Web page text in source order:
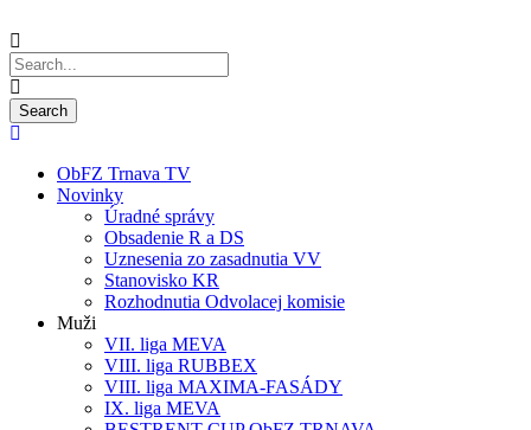
ObFZ Trnava TV
Novinky
Úradné správy
Obsadenie R a DS
Uznesenia zo zasadnutia VV
Stanovisko KR
Rozhodnutia Odvolacej komisie
Muži
VII. liga MEVA
VIII. liga RUBBEX
VIII. liga MAXIMA-FASÁDY
IX. liga MEVA